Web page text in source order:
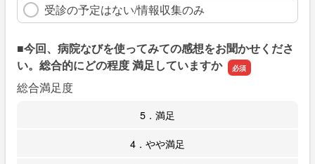
受診の予定はない/情報収集のみ
■今回、病院なびを使ってみての感想をお聞かせくださ
い。総合的にどの程度 満足していますか
総合満足度
5．満足
4．やや満足